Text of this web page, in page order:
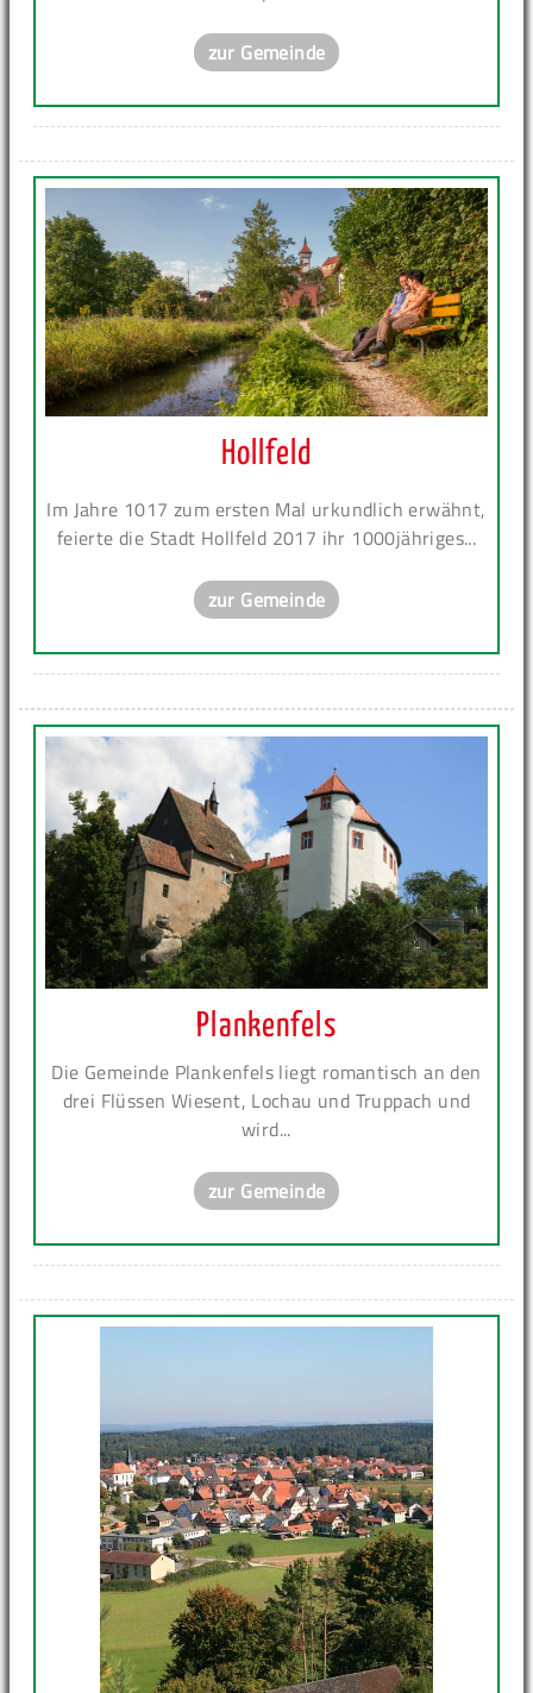
zur Gemeinde
Hollfeld
Im Jahre 1017 zum ersten Mal urkundlich erwähnt,
feierte die Stadt Hollfeld 2017 ihr 1000jähriges...
zur Gemeinde
Plankenfels
Die Gemeinde Plankenfels liegt romantisch an den
drei Flüssen Wiesent, Lochau und Truppach und
wird...
zur Gemeinde